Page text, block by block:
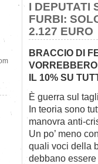
I DEPUTATI
FURBI:
2.127 EURO
BRACCIO DI
IL 10% SU
È guerra sul
In teoria sono
manovra anti-
Un po’ meno
quali voci della
debbano essere